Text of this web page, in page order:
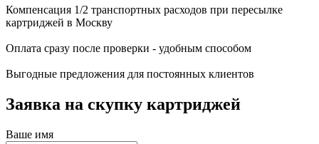
Компенсация 1/2 транспортных расходов при пересылке
картриджей в Москву
Оплата сразу после проверки - удобным способом
Выгодные предложения для постоянных клиентов
Заявка на скупку картриджей
Ваше имя